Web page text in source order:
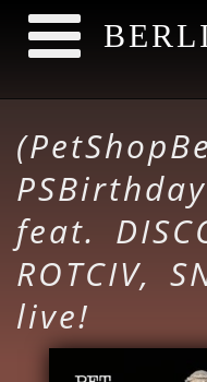
feat.
ROTCIV,
live!